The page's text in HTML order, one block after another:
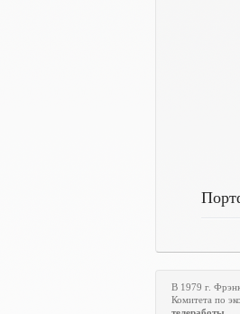
В 1979 г.
Комитета по